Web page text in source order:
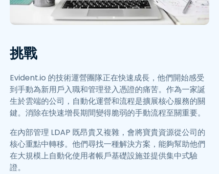
挑戰
Evident.io 的技術運營團隊正在快速成長，他們開始感受
到手動為新用戶入職和管理登入憑證的痛苦。作為一家誕
生於雲端的公司，自動化運營和流程是擴展核心服務的關
鍵。消除在快速增長期間變得脆弱的手動流程至關重要。
在內部管理 LDAP 既昂貴又複雜，會將寶貴資源從公司的
核心重點中轉移。他們尋找一種解決方案，能夠幫助他們
在大規模上自動化使用者帳戶基礎設施並提供集中式驗
證。